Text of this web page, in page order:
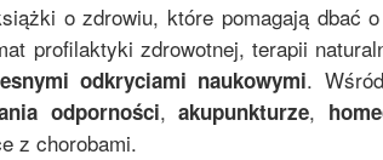
o zdrowiu, które pomagają
profilaktyki zdrowotnej, terapii
odkryciami naukowymi.
odporności,akupunkturze,
z chorobami.